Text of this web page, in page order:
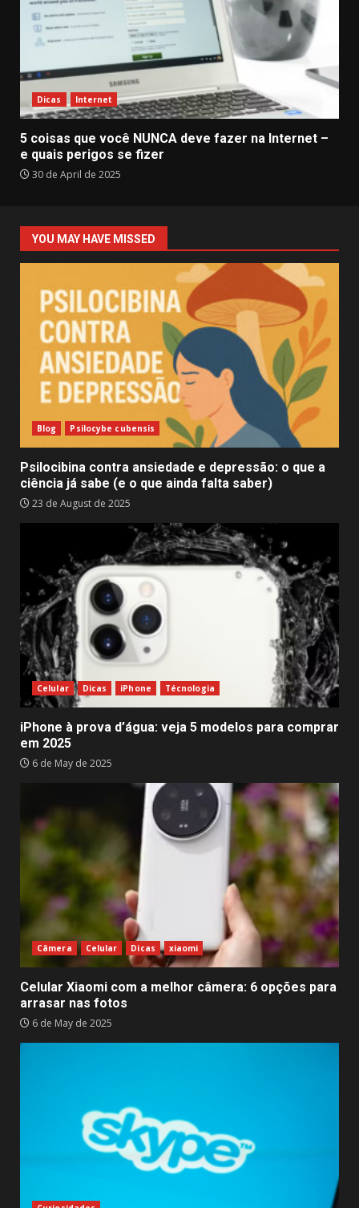
Dicas Internet
5 coisas que você NUNCA deve fazer na Internet –
e quais perigos se fizer
30 de April de 2025
YOU MAY HAVE MISSED
Blog Psilocybe cubensis
Psilocibina contra ansiedade e depressão: o que a
ciência já sabe (e o que ainda falta saber)
23 de August de 2025
Celular Dicas iPhone Técnologia
iPhone à prova d’água: veja 5 modelos para comprar
em 2025
6 de May de 2025
Câmera Celular Dicas xiaomi
Celular Xiaomi com a melhor câmera: 6 opções para
arrasar nas fotos
6 de May de 2025